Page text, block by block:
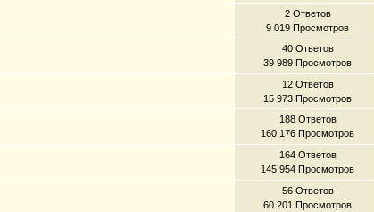
2 Ответов
9 019 Просмотров
40 Ответов
39 989 Просмотров
12 Ответов
15 973 Просмотров
188 Ответов
160 176 Просмотров
164 Ответов
145 954 Просмотров
56 Ответов
60 201 Просмотров